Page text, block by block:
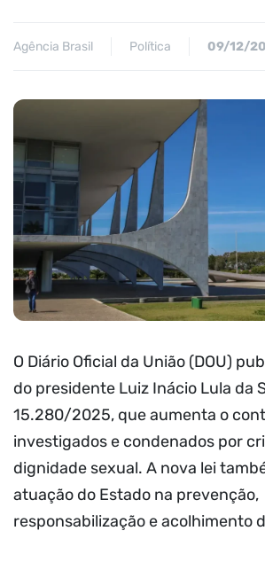
Agência Brasil Política 09/12/
O Diário Oficial da União (DOU)
do presidente Luiz Inácio Lula da
15.280/2025, que aumenta o
investigados e condenados por
dignidade sexual. A nova lei
atuação do Estado na prevenção,
responsabilização e acolhimento